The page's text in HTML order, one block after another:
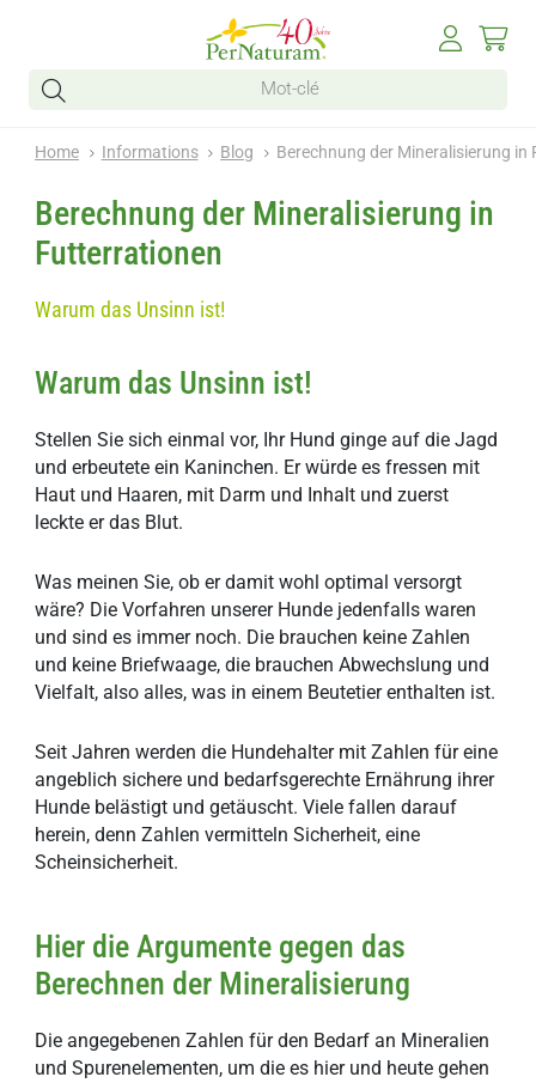
Home Informations Blog Berechnung der Mineralisierung in
Berechnung der Mineralisierung in
Futterrationen
Warum das Unsinn ist!
Warum das Unsinn ist!
Stellen Sie sich einmal vor, Ihr Hund ginge auf die Jagd
und erbeutete ein Kaninchen. Er würde es fressen mit
Haut und Haaren, mit Darm und Inhalt und zuerst
leckte er das Blut.
Was meinen Sie, ob er damit wohl optimal versorgt
wäre? Die Vorfahren unserer Hunde jedenfalls waren
und sind es immer noch. Die brauchen keine Zahlen
und keine Briefwaage, die brauchen Abwechslung und
Vielfalt, also alles, was in einem Beutetier enthalten ist.
Seit Jahren werden die Hundehalter mit Zahlen für eine
angeblich sichere und bedarfsgerechte Ernährung ihrer
Hunde belästigt und getäuscht. Viele fallen darauf
herein, denn Zahlen vermitteln Sicherheit, eine
Scheinsicherheit.
Hier die Argumente gegen das
Berechnen der Mineralisierung
Die angegebenen Zahlen für den Bedarf an Mineralien
und Spurenelementen, um die es hier und heute gehen